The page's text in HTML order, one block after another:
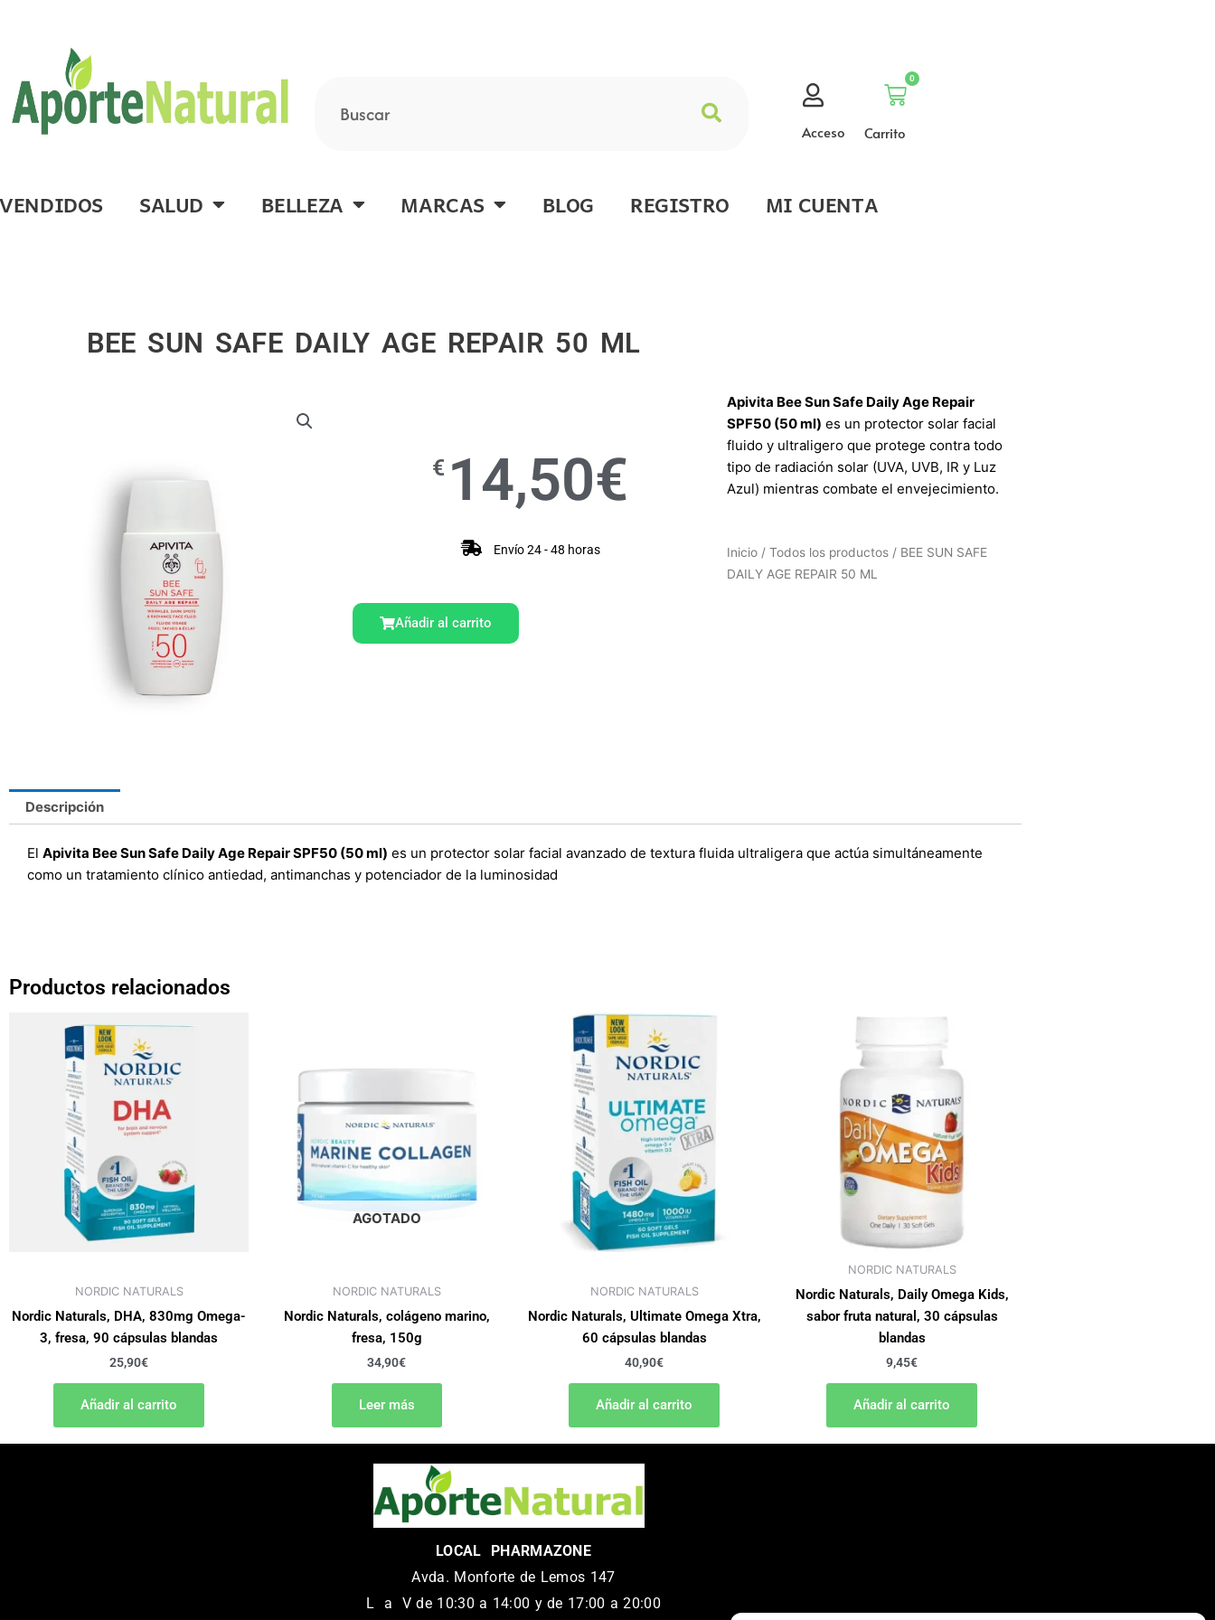
Acceso
0
Carrito
Carrito
SALUD BELLEZA MARCAS BLOG REGISTRO MI CUENTA
BEE SUN SAFE DAILY AGE REPAIR 50 ML
€ 14,50€
Envío 24 - 48 horas
Añadir al carrito
Apivita Bee Sun Safe Daily Age Repair
SPF50 (50 ml) es un protector solar facial
fluido y ultraligero que protege contra todo
tipo de radiación solar (UVA, UVB, IR y Luz
Azul) mientras combate el envejecimiento.
Inicio/ Todos los productos/ BEE SUN SAFE
DAILY AGE REPAIR 50 ML
Descripción
El Apivita Bee Sun Safe Daily Age Repair SPF50 (50 ml) es un protector solar facial avanzado de textura fluida ultraligera que actúa simultáneamente
como un tratamiento clínico antiedad, antimanchas y potenciador de la luminosidad
Productos relacionados
NORDIC NATURALS
Nordic Naturals, DHA, 830mg Omega-
3, fresa, 90 cápsulas blandas
25,90€
Añadir al carrito
AGOTADO
NORDIC NATURALS
Nordic Naturals, colágeno marino,
fresa, 150g
34,90€
Leer más
NORDIC NATURALS
Nordic Naturals, Ultimate Omega Xtra,
60 cápsulas blandas
40,90€
Añadir al carrito
NORDIC NATURALS
Nordic Naturals, Daily Omega Kids,
sabor fruta natural, 30 cápsulas
blandas
9,45€
Añadir al carrito
LOCAL PHARMAZONE
Avda. Monforte de Lemos 147
L a V de 10:30 a 14:00 y de 17:00 a 20:00